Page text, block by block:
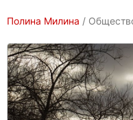
Полина Милина /